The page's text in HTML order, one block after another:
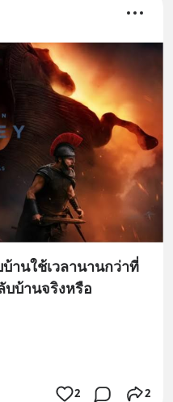
านใช้เวลานานกว่าที่
บบ้านจริงหรือ
2 2